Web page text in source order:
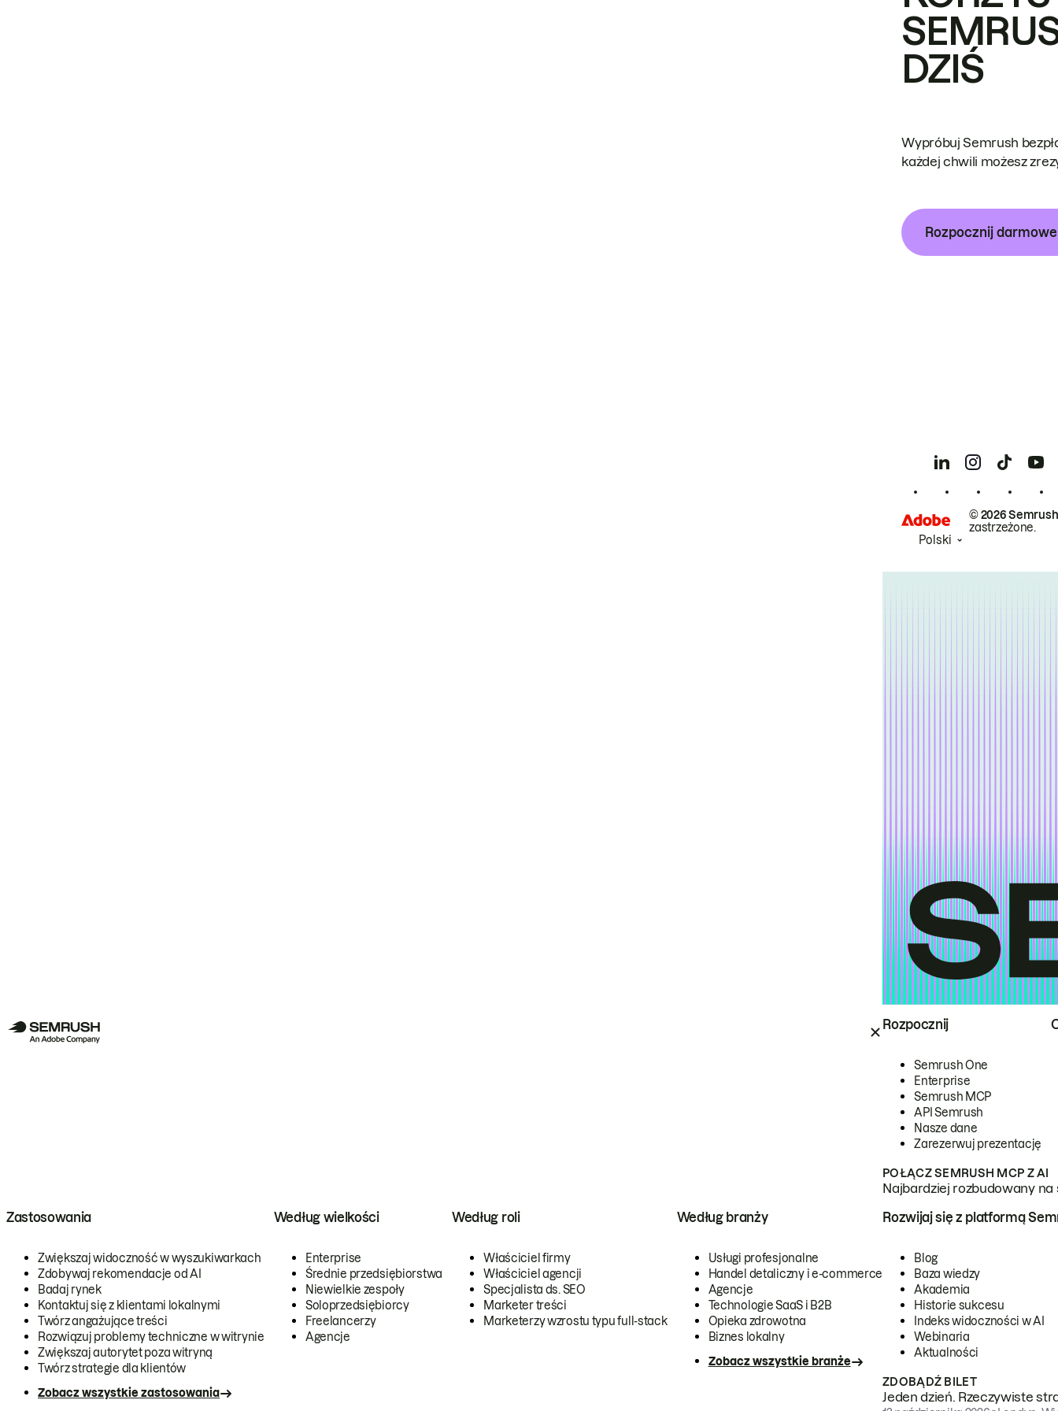
Rozpocznij
Semrush One
Enterprise
Semrush MCP
API Semrush
Nasze dane
Zarezerwuj prezentację
POŁĄCZ SEMRUSH MCP Z AI
Najbardziej rozbudowany
Zastosowania
Zwiększaj widoczność w wyszukiwarkach
Zdobywaj rekomendacje od AI
Badaj rynek
Kontaktuj się z klientami lokalnymi
Twórz angażujące treści
Rozwiązuj problemy techniczne w witrynie
Zwiększaj autorytet poza witryną
Twórz strategie dla klientów
Zobacz wszystkie zastosowania
Według wielkości
Enterprise
Średnie przedsiębiorstwa
Niewielkie zespoły
Soloprzedsiębiorcy
Freelancerzy
Agencje
Według roli
Właściciel firmy
Właściciel agencji
Specjalista ds. SEO
Marketer treści
Marketerzy wzrostu typu full-stack
Według branży
Usługi profesjonalne
Handel detaliczny i e-commerce
Agencje
Technologie SaaS i B2B
Opieka zdrowotna
Biznes lokalny
Zobacz wszystkie branże
Rozwijaj się z platformą
Blog
Baza wiedzy
Akademia
Historie sukcesu
Indeks widoczności w AI
Webinaria
Aktualności
ZDOBĄDŹ BILET
Jeden dzień. Rzeczywiste
DZIŚ
Wypróbuj Semrush
każdej chwili możesz
Rozpocznij
© 2026
zastrzeżone.
Polski